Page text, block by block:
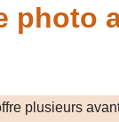
photo
plusieurs